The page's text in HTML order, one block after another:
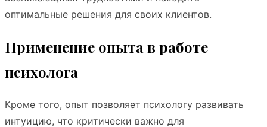
оптимальные решения для своих клиентов.
Применение опыта в работе
психолога
Кроме того, опыт позволяет психологу развивать
интуицию, что критически важно для